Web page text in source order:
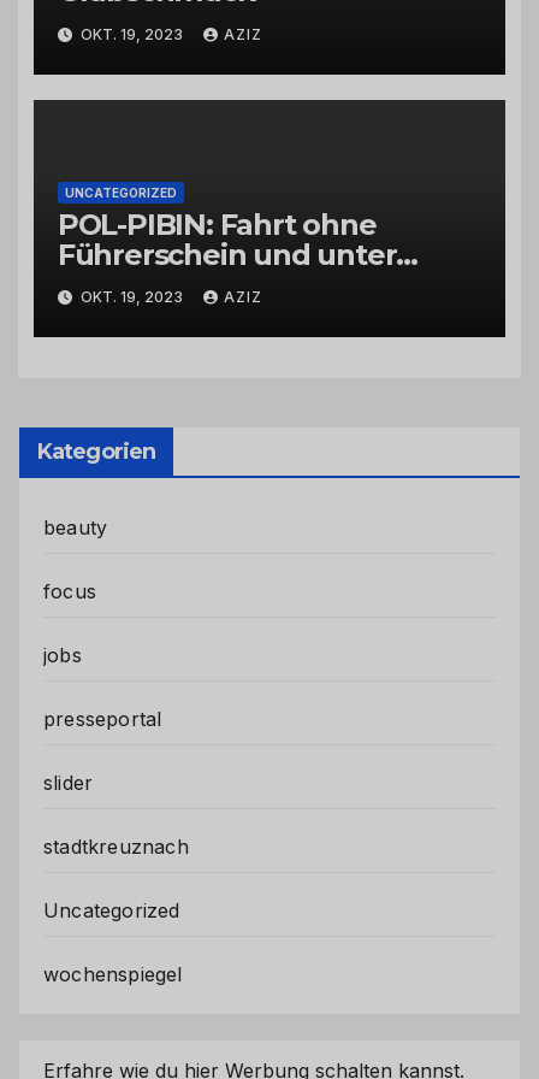
OKT. 19, 2023 AZIZ
UNCATEGORIZED
POL-PIBIN: Fahrt ohne
Führerschein und unter
Einfluss von Drogen
OKT. 19, 2023 AZIZ
Kategorien
beauty
focus
jobs
presseportal
slider
stadtkreuznach
Uncategorized
wochenspiegel
Erfahre wie du hier Werbung schalten kannst.